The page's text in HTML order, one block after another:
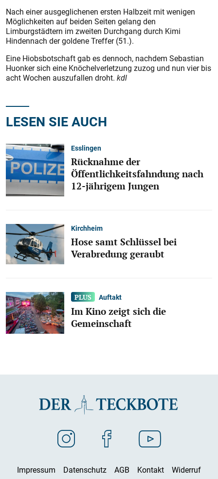
Nach einer ausgeglichenen ersten Halbzeit mit wenigen
Möglichkeiten auf beiden Seiten gelang den
Limburgstädtern im zweiten Durchgang durch Kimi
Hindennach der goldene Treffer (51.).
Eine Hiobsbotschaft gab es dennoch, nachdem Sebastian
Huonker sich eine Knöchelverletzung zuzog und nun vier bis
acht Wochen auszufallen droht. kdl
LESEN SIE AUCH
Esslingen
Rücknahme der
Öffentlichkeitsfahndung nach
12-jährigem Jungen
Kirchheim
Hose samt Schlüssel bei
Verabredung geraubt
Auftakt
Im Kino zeigt sich die
Gemeinschaft
Impressum Datenschutz AGB Kontakt
Widerruf